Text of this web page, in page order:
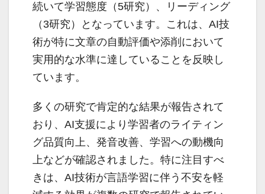
続いて学習態度（5研究）、リーディング
（3研究）となっています。これは、AI技
術が特に文章の自動評価や添削において
実用的な水準に達していることを反映し
ています。
多くの研究で肯定的な結果が報告されて
おり、AI支援により学習者のライティン
グ品質向上、発音改善、学習への動機向
上などが確認されました。特に注目すべ
きは、AI技術が言語学習に伴う不安を軽